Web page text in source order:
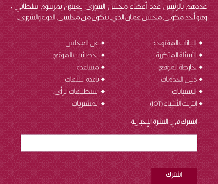
عددهم بالرئيس عدد أعضاء مجلس الشورى يعينون بمرسوم سلطاني ،
وهو أحد مكوني مجلس عمان الذي يتكون من مجلسي الدولة والشورى.
عن المجلس
البيانات المفتوحة
احصائيات الموقع
الأسئلة المتكررة
مساعدة
خارطة الموقع
نافذة البلاغات
دليل الخدمات
استطلاعات الرأي
الاستبانات
المشتريات
إنترنت الأشياء (IOT
)
اشترك في النشرة الإخبارية